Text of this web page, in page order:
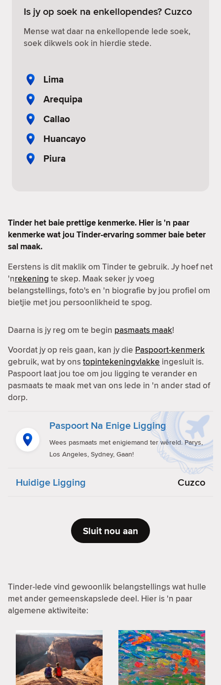
Is jy op soek na enkellopendes? Cuzco
Mense wat daar na enkellopende lede soek,
soek dikwels ook in hierdie stede.
Lima
Arequipa
Callao
Huancayo
Piura
Tinder het baie prettige kenmerke. Hier is 'n paar
kenmerke wat jou Tinder-ervaring sommer baie beter
sal maak.
Eerstens is dit maklik om Tinder te gebruik. Jy hoef net
'nrekening te skep. Maak seker jy voeg
belangstellings, foto's en 'n biografie by jou profiel om
bietjie met jou persoonlikheid te spog.
Daarna is jy reg om te begin pasmaats maak!
Voordat jy op reis gaan, kan jy die Paspoort-kenmerk
gebruik, wat by onstopintekeningvlakke ingesluit is.
Paspoort laat jou toe om jou ligging te verander en
pasmaats te maak met van ons lede in 'n ander stad of
dorp.
Paspoort Na Enige Ligging
Wees pasmaats met enigiemand ter wêreld. Parys,
Los Angeles, Sydney, Gaan!
Huidige Ligging Cuzco
Sluit nou aan
Tinder-lede vind gewoonlik belangstellings wat hulle
met ander gemeenskapslede deel. Hier is 'n paar
algemene aktiwiteite: